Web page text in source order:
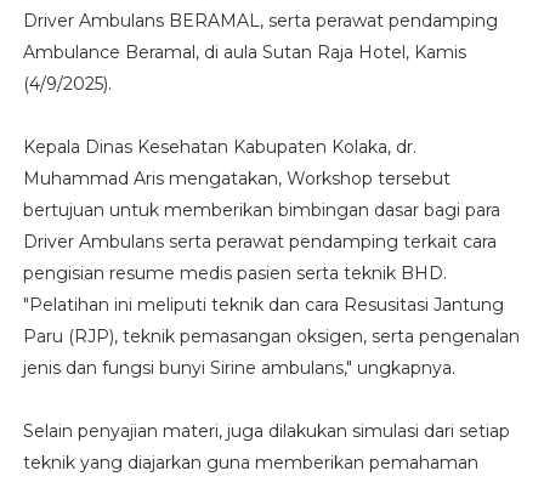
Driver Ambulans BERAMAL, serta perawat pendamping
Ambulance Beramal, di aula Sutan Raja Hotel, Kamis
(4/9/2025).
Kepala Dinas Kesehatan Kabupaten Kolaka, dr.
Muhammad Aris mengatakan, Workshop tersebut
bertujuan untuk memberikan bimbingan dasar bagi para
Driver Ambulans serta perawat pendamping terkait cara
pengisian resume medis pasien serta teknik BHD.
"Pelatihan ini meliputi teknik dan cara Resusitasi Jantung
Paru (RJP), teknik pemasangan oksigen, serta pengenalan
jenis dan fungsi bunyi Sirine ambulans," ungkapnya.
Selain penyajian materi, juga dilakukan simulasi dari setiap
teknik yang diajarkan guna memberikan pemahaman